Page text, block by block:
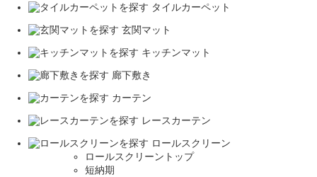
タイルカーペット
玄関マット
キッチンマット
廊下敷き
カーテン
レースカーテン
ロールスクリーン
ロールスクリーントップ
短納期